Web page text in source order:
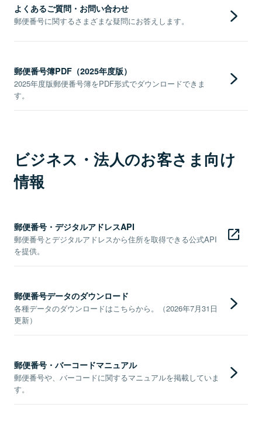
よくあるご質問・お問い合わせ
郵便番号に関するさまざまな疑問にお答えします。
郵便番号簿PDF（2025年度版）
2025年度版郵便番号簿をPDF形式でダウンロードできま
す。
ビジネス・法人のお客さま向け
情報
郵便番号・デジタルアドレスAPI
郵便番号とデジタルアドレスから住所を取得できる公式API
を提供。
郵便番号データのダウンロード
各種データのダウンロードはこちらから。（2026年7月31日
更新）
郵便番号・バーコードマニュアル
郵便番号や、バーコードに関するマニュアルを掲載していま
す。